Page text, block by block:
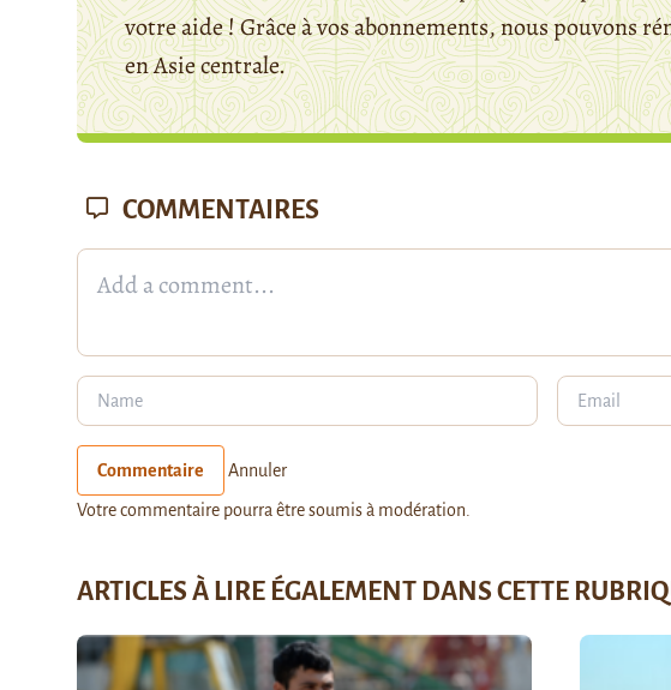
votre aide ! Grâce à vos abonnements, nous pouvons
en Asie centrale.
COMMENTAIRES
Commentaire Annuler
Votre commentaire pourra être soumis à modération.
ARTICLES À LIRE ÉGALEMENT DANS CETTE